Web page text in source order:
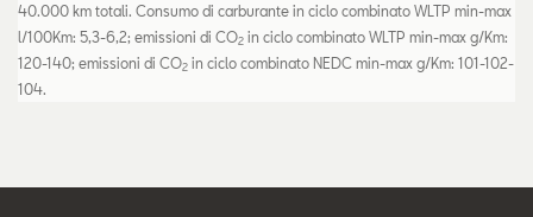
40.000 km totali. Consumo di carburante in ciclo combinato WLTP min-max
l/100Km: 5,3-6,2; emissioni di CO2 in ciclo combinato WLTP min-max g/Km:
120-140; emissioni di CO2 in ciclo combinato NEDC min-max g/Km: 101-102-
104.